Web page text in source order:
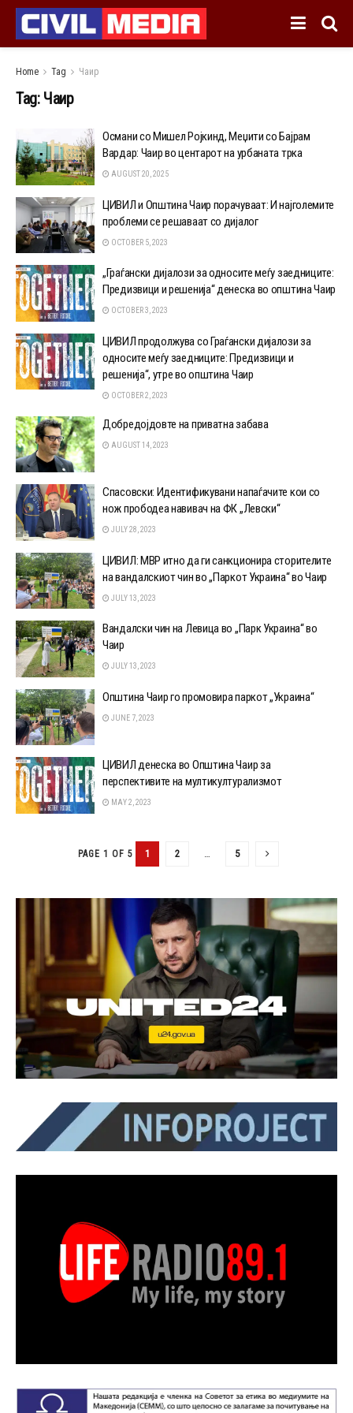
Home Tag Чаир
Tag: Чаир
Османи со Мишел Ројкинд, Меџити со Бајрам
Вардар: Чаир во центарот на урбаната трка
AUGUST 20, 2025
ЦИВИЛ и Општина Чаир порачуваат: И најголемите
проблеми се решаваат со дијалог
OCTOBER 5, 2023
„Граѓански дијалози за односите меѓу заедниците:
Предизвици и решенија“ денеска во општина Чаир
OCTOBER 3, 2023
ЦИВИЛ продолжува со Граѓански дијалози за
односите меѓу заедниците: Предизвици и
решенија“, утре во општина Чаир
OCTOBER 2, 2023
Добредојдовте на приватна забава
AUGUST 14, 2023
Спасовски: Идентификувани напаѓачите кои со
нож прободеа навивач на ФК „Левски“
JULY 28, 2023
ЦИВИЛ: МВР итно да ги санкционира сторителите
на вандалскиот чин во „Паркот Украина“ во Чаир
JULY 13, 2023
Вандалски чин на Левица во „Парк Украина“ во
Чаир
JULY 13, 2023
Општина Чаир го промовира паркот „Украина“
JUNE 7, 2023
ЦИВИЛ денеска во Општина Чаир за
перспективите на мултикултурализмот
MAY 2, 2023
PAGE 1 OF 5 1 2 5